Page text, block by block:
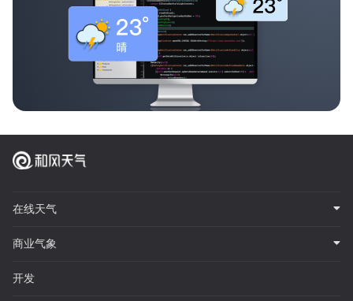
在线天气
商业气象
开发